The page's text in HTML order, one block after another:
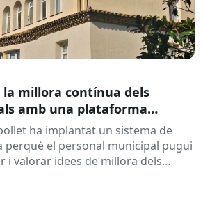
millora contínua dels
amb una plataforma
DigiCanvis
ha implantat un sistema de
perquè el personal municipal pugui
i valorar idees de millora dels